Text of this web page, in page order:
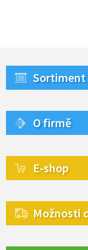
Sortiment
O firmě
E-shop
Možnosti